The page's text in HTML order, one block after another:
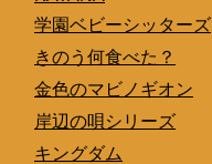
学園ベビーシッターズ
きのう何食べた？
金色のマビノギオン
岸辺の唄シリーズ
キングダム